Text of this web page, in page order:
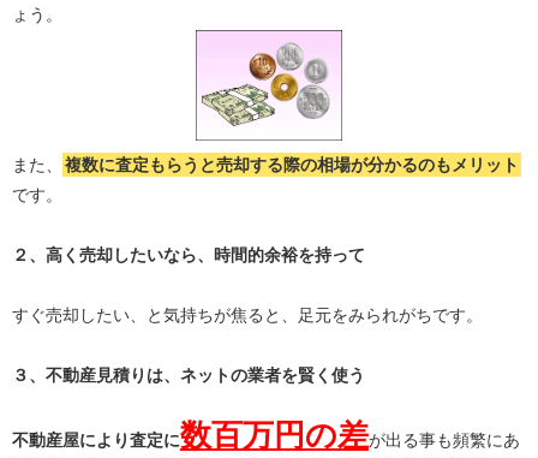
ょう。
また、 複数に査定もらうと売却する際の相場が分かるのもメリット
です。
２、高く売却したいなら、時間的余裕を持って
すぐ売却したい、と気持ちが焦ると、足元をみられがちです。
３、不動産見積りは、ネットの業者を賢く使う
不動産屋により査定に数百万円の差が出る事も頻繁にあ